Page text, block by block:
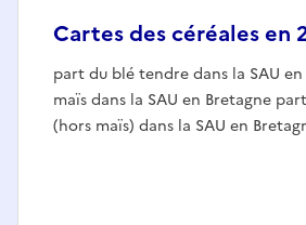
Cartes des céréales en
part du blé tendre dans la SAU
maïs dans la SAU en Bretagne
(hors maïs) dans la SAU en